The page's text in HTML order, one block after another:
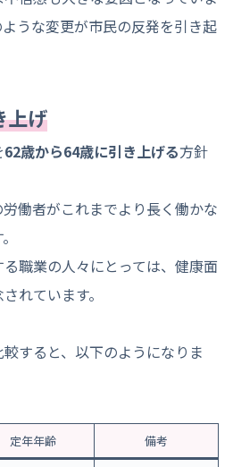
うな変更が市民の反発を引き起
上げ
62歳から64歳に引き上げる方針
働者がこれまでより長く働かな
職業の人々にとっては、健康面
れています。
すると、以下のようになりま
定年年齢 備考